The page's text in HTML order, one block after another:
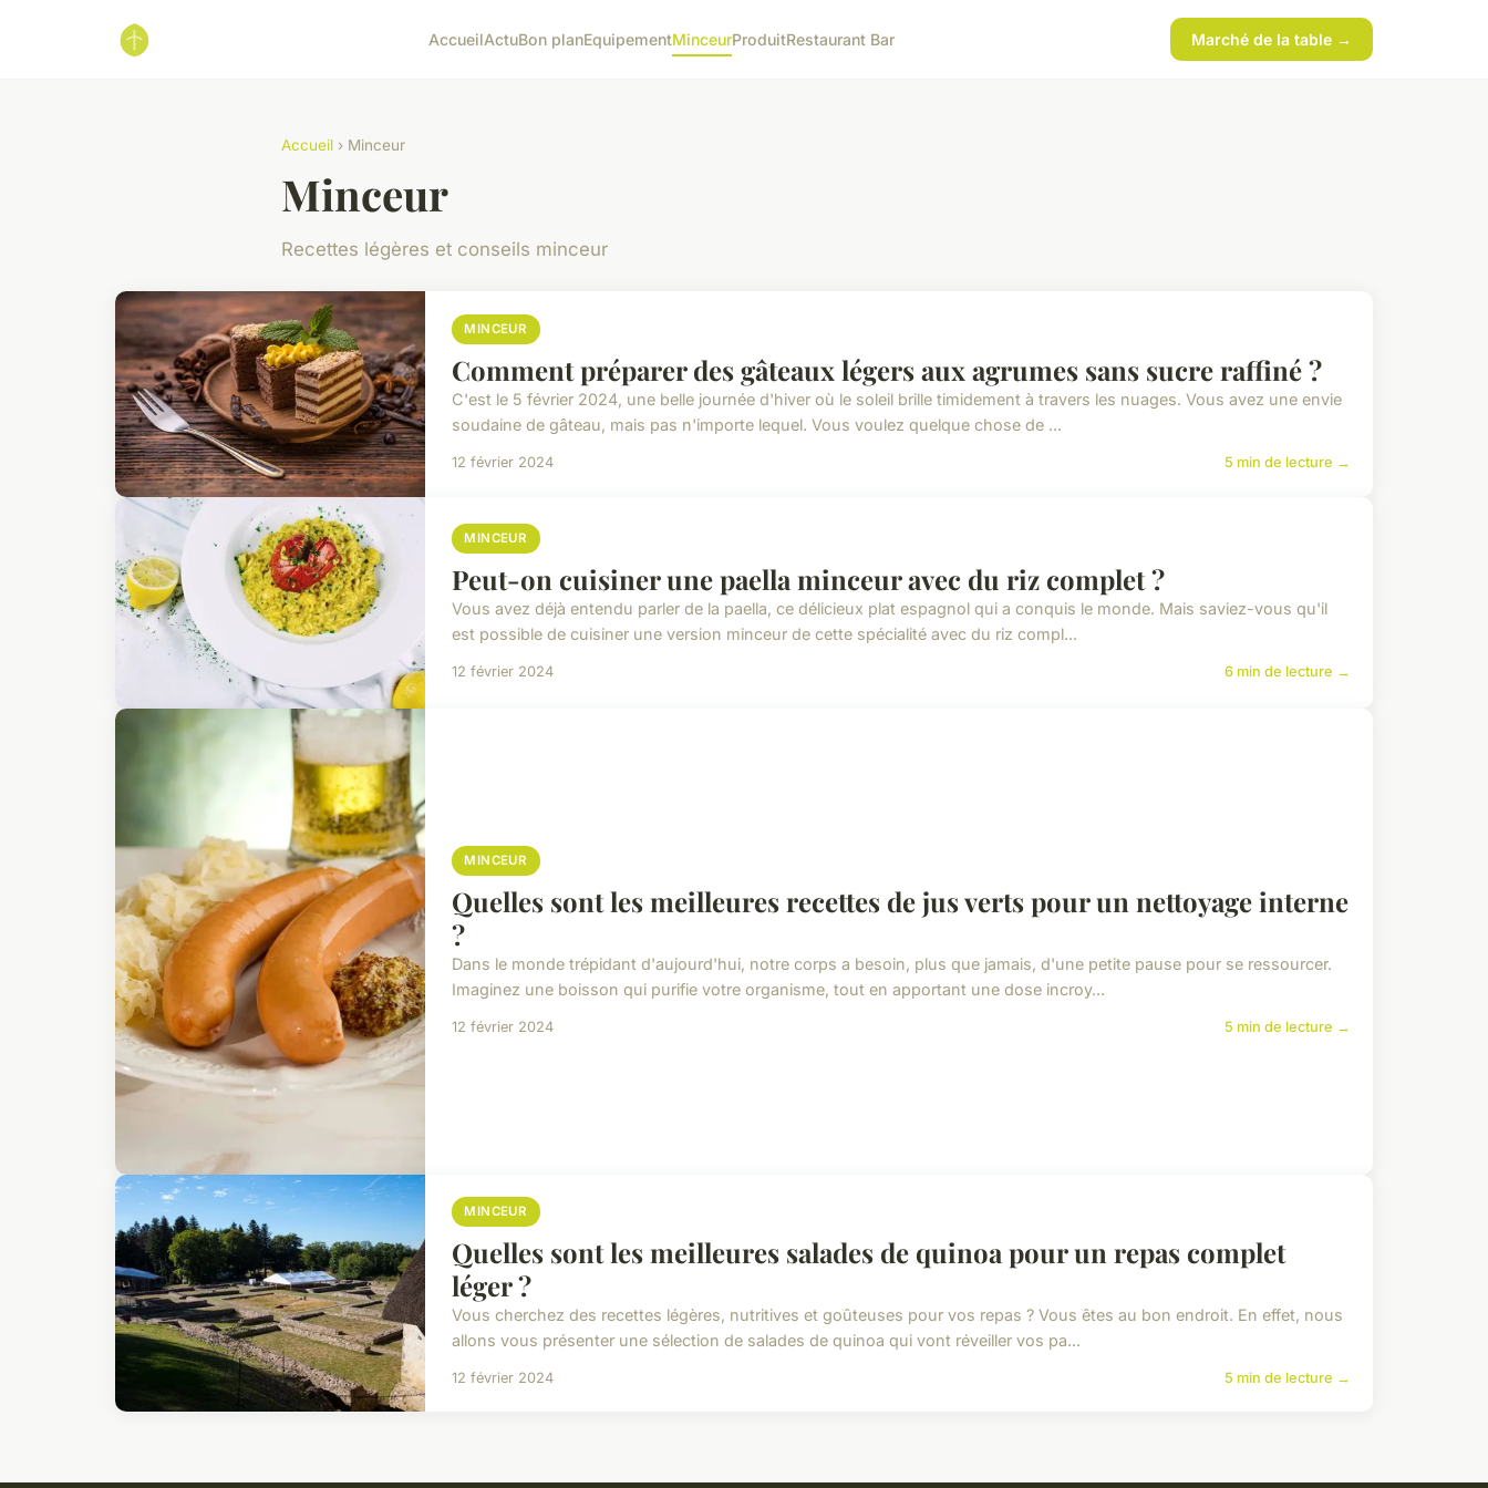
AccueilActuBon planEquipementMinceurProduitRestaurant Bar Marché de la table →
Accueil › Minceur
Minceur
Recettes légères et conseils minceur
MINCEUR
Comment préparer des gâteaux légers aux agrumes sans sucre raffiné ?
C'est le 5 février 2024, une belle journée d'hiver où le soleil brille timidement à travers les nuages. Vous avez une envie
soudaine de gâteau, mais pas n'importe lequel. Vous voulez quelque chose de ...
12 février 2024 5 min de lecture →
MINCEUR
Peut-on cuisiner une paella minceur avec du riz complet ?
Vous avez déjà entendu parler de la paella, ce délicieux plat espagnol qui a conquis le monde. Mais saviez-vous qu'il
est possible de cuisiner une version minceur de cette spécialité avec du riz compl...
12 février 2024 6 min de lecture →
MINCEUR
Quelles sont les meilleures recettes de jus verts pour un nettoyage interne
?
Dans le monde trépidant d'aujourd'hui, notre corps a besoin, plus que jamais, d'une petite pause pour se ressourcer.
Imaginez une boisson qui purifie votre organisme, tout en apportant une dose incroy...
12 février 2024 5 min de lecture →
MINCEUR
Quelles sont les meilleures salades de quinoa pour un repas complet
léger ?
Vous cherchez des recettes légères, nutritives et goûteuses pour vos repas ? Vous êtes au bon endroit. En effet, nous
allons vous présenter une sélection de salades de quinoa qui vont réveiller vos pa...
12 février 2024 5 min de lecture →